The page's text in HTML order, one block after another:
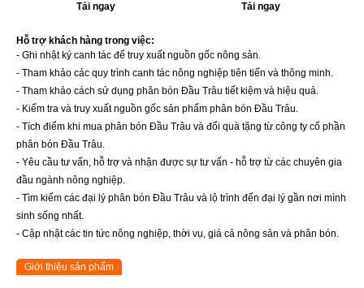
Tải ngay Tải ngay
Hỗ trợ khách hàng trong việc:
- Ghi nhật ký canh tác để truy xuất nguồn gốc nông sản.
- Tham khảo các quy trình canh tác nông nghiệp tiên tiến và thông minh.
- Tham khảo cách sử dụng phân bón Đầu Trâu tiết kiệm và hiệu quả.
- Kiểm tra và truy xuất nguồn gốc sản phẩm phân bón Đầu Trâu.
- Tích điểm khi mua phân bón Đầu Trâu và đổi quà tặng từ công ty cổ phần
phân bón Đầu Trâu.
- Yêu cầu tư vấn, hỗ trợ và nhận được sự tư vấn - hỗ trợ từ các chuyên gia
đầu ngành nông nghiệp.
- Tìm kiếm các đại lý phân bón Đầu Trâu và lộ trình đến đại lý gần nơi mình
sinh sống nhất.
- Cập nhật các tin tức nông nghiệp, thời vụ, giá cả nông sản và phân bón.
Giới thiệu sản phẩm